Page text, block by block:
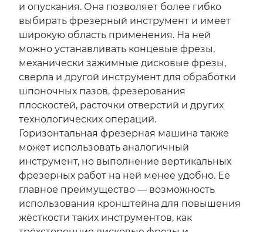
и опускания. Она позволяет более гибко
выбирать фрезерный инструмент и имеет
широкую область применения. На ней
можно устанавливать концевые фрезы,
механически зажимные дисковые фрезы,
сверла и другой инструмент для обработки
шпоночных пазов, фрезерования
плоскостей, расточки отверстий и других
технологических операций.
Горизонтальная фрезерная машина также
может использовать аналогичный
инструмент, но выполнение вертикальных
фрезерных работ на ней менее удобно. Её
главное преимущество — возможность
использования кронштейна для повышения
жёсткости таких инструментов, как